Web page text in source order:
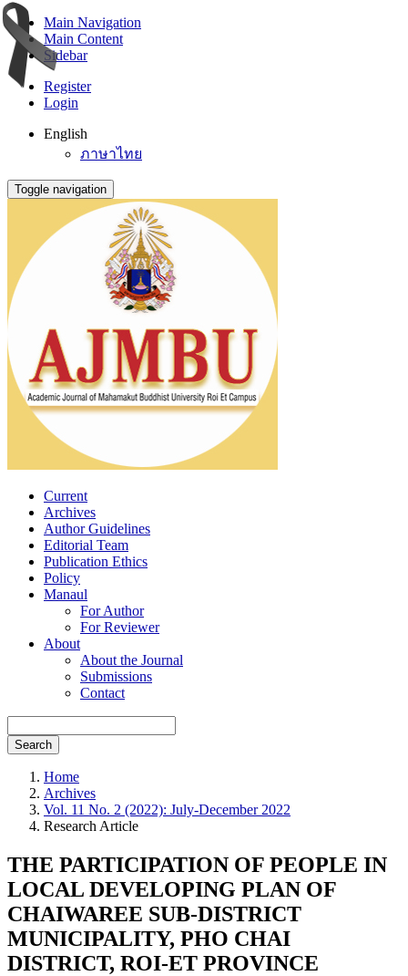
Main Navigation
Main Content
Sidebar
Register
Login
English
ภาษาไทย
Toggle navigation
Current
Archives
Author Guidelines
Editorial Team
Publication Ethics
Policy
Manaul
For Author
For Reviewer
About
About the Journal
Submissions
Contact
Search
Home
Archives
Vol. 11 No. 2 (2022): July-December 2022
Research Article
THE PARTICIPATION OF PEOPLE IN
LOCAL DEVELOPING PLAN OF
CHAIWAREE SUB-DISTRICT
MUNICIPALITY, PHO CHAI
DISTRICT, ROI-ET PROVINCE